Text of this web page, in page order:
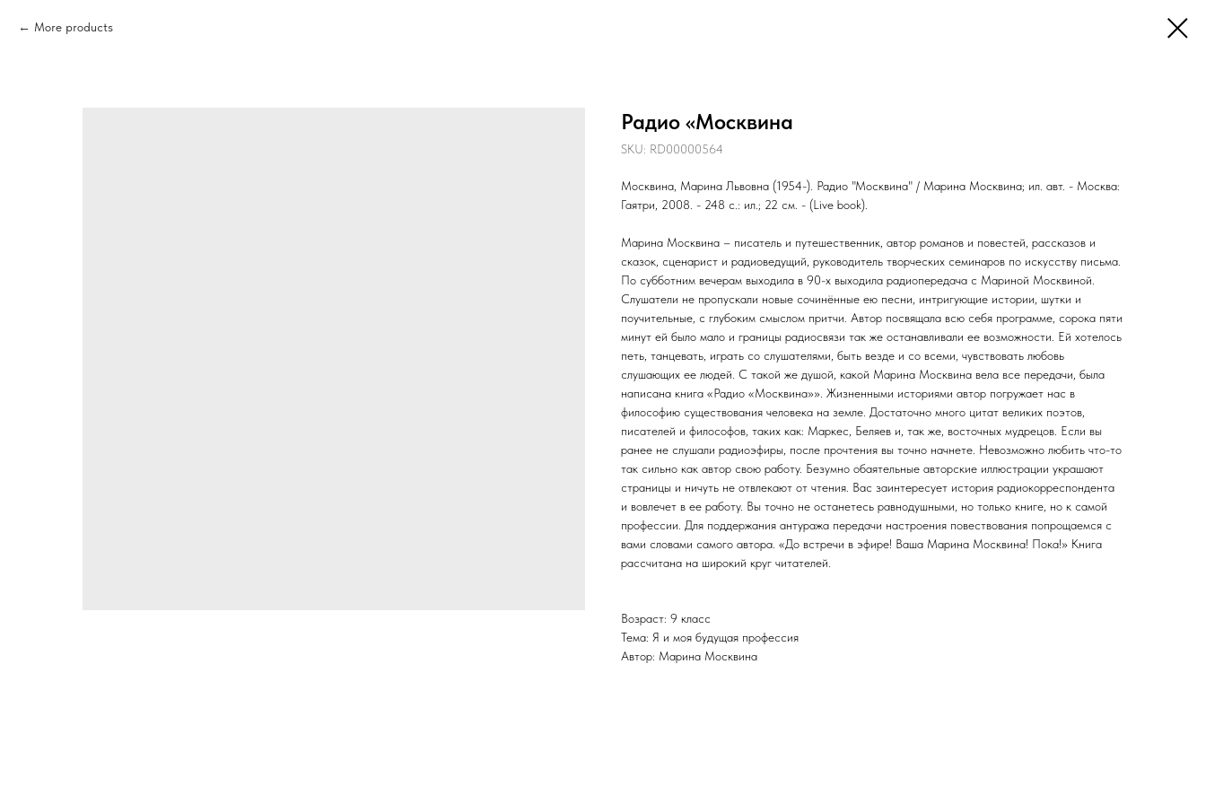
More products
Радио «Москвина
SKU: RD00000564
Москвина, Марина Львовна (1954-). Радио "Москвина" / Марина Москвина; ил. авт. - Москва:
Гаятри, 2008. - 248 c.: ил.; 22 см. - (Live book).
Марина Москвина – писатель и путешественник, автор романов и повестей, рассказов и
сказок, сценарист и радиоведущий, руководитель творческих семинаров по искусству письма.
По субботним вечерам выходила в 90-х выходила радиопередача с Мариной Москвиной.
Слушатели не пропускали новые сочинённые ею песни, интригующие истории, шутки и
поучительные, с глубоким смыслом притчи. Автор посвящала всю себя программе, сорока пяти
минут ей было мало и границы радиосвязи так же останавливали ее возможности. Ей хотелось
петь, танцевать, играть со слушателями, быть везде и со всеми, чувствовать любовь
слушающих ее людей. С такой же душой, какой Марина Москвина вела все передачи, была
написана книга «Радио «Москвина»». Жизненными историями автор погружает нас в
философию существования человека на земле. Достаточно много цитат великих поэтов,
писателей и философов, таких как: Маркес, Беляев и, так же, восточных мудрецов. Если вы
ранее не слушали радиоэфиры, после прочтения вы точно начнете. Невозможно любить что-то
так сильно как автор свою работу. Безумно обаятельные авторские иллюстрации украшают
страницы и ничуть не отвлекают от чтения. Вас заинтересует история радиокорреспондента
и вовлечет в ее работу. Вы точно не останетесь равнодушными, но только книге, но к самой
профессии. Для поддержания антуража передачи настроения повествования попрощаемся с
вами словами самого автора. «До встречи в эфире! Ваша Марина Москвина! Пока!» Книга
рассчитана на широкий круг читателей.
Возраст: 9 класс
Тема: Я и моя будущая профессия
Автор: Марина Москвина